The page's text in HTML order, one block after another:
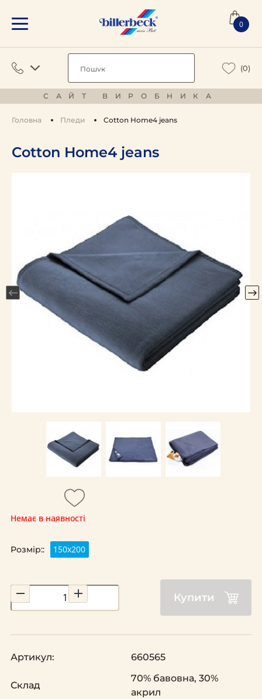
0
(0)
САЙТ ВИРОБНИКА
Головна Пледи Cotton Home4 jeans
Cotton Home4 jeans
Немає в наявності
Розмір:: 150х200
Купити
Артикул: 660565
Склад
70% бавовна, 30%
акрил